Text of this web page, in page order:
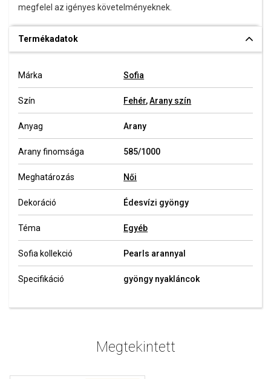
megfelel az igényes követelményeknek.
Termékadatok
Márka Sofia
Szín Fehér,Arany szín
Anyag Arany
Arany finomsága 585/1000
Meghatározás Női
Dekoráció Édesvízi gyöngy
Téma Egyéb
Sofia kollekció Pearls arannyal
Specifikáció gyöngy nyakláncok
Megtekintett